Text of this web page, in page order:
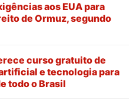
aos EUA para
de Ormuz, segundo
curso gratuito de
e tecnologia para
todo o Brasil